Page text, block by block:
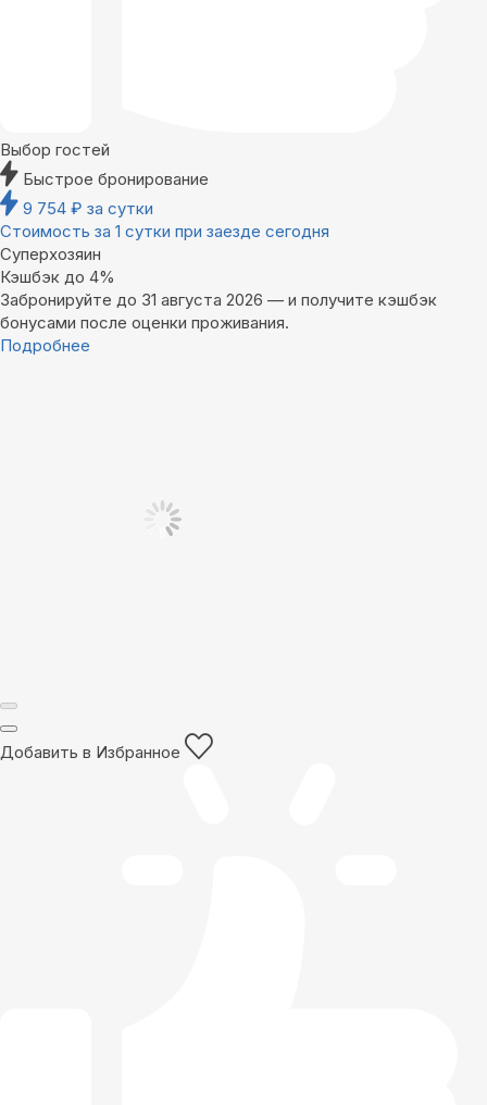
Выбор гостей
Быстрое бронирование
9 754 ₽ за сутки
Стоимость за 1 сутки при заезде сегодня
Суперхозяин
Кэшбэк до 4%
Забронируйте до 31 августа 2026 — и получите кэшбэк
бонусами после оценки проживания.
Подробнее
Добавить в Избранное